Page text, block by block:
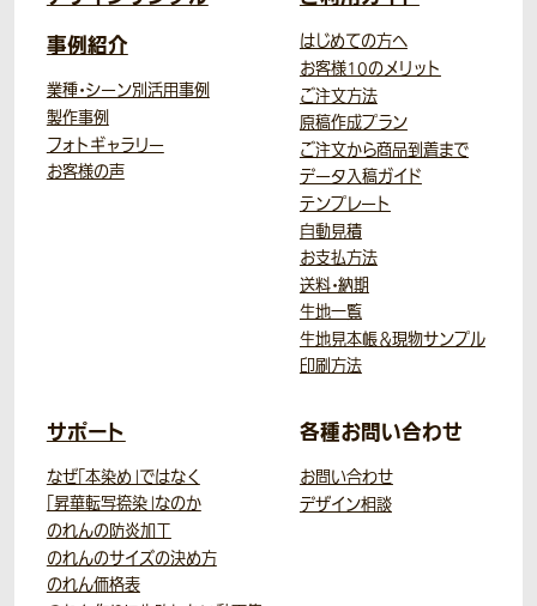
事例紹介
業種・シーン別活用事例
製作事例
フォトギャラリー
お客様の声
はじめての方へ
お客様10のメリット
ご注文方法
原稿作成プラン
ご注文から商品到着まで
データ入稿ガイド
テンプレート
自動見積
お支払方法
送料・納期
生地一覧
生地見本帳＆現物サンプル
印刷方法
サポート
なぜ「本染め」ではなく
「昇華転写捺染」なのか
のれんの防炎加工
のれんのサイズの決め方
のれん価格表
各種お問い合わせ
お問い合わせ
デザイン相談